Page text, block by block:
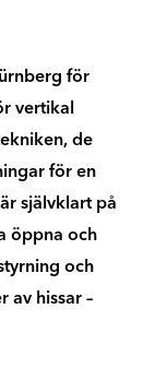
för
vertikal
de
för en
självklart på
öppna och
och
av hissar –